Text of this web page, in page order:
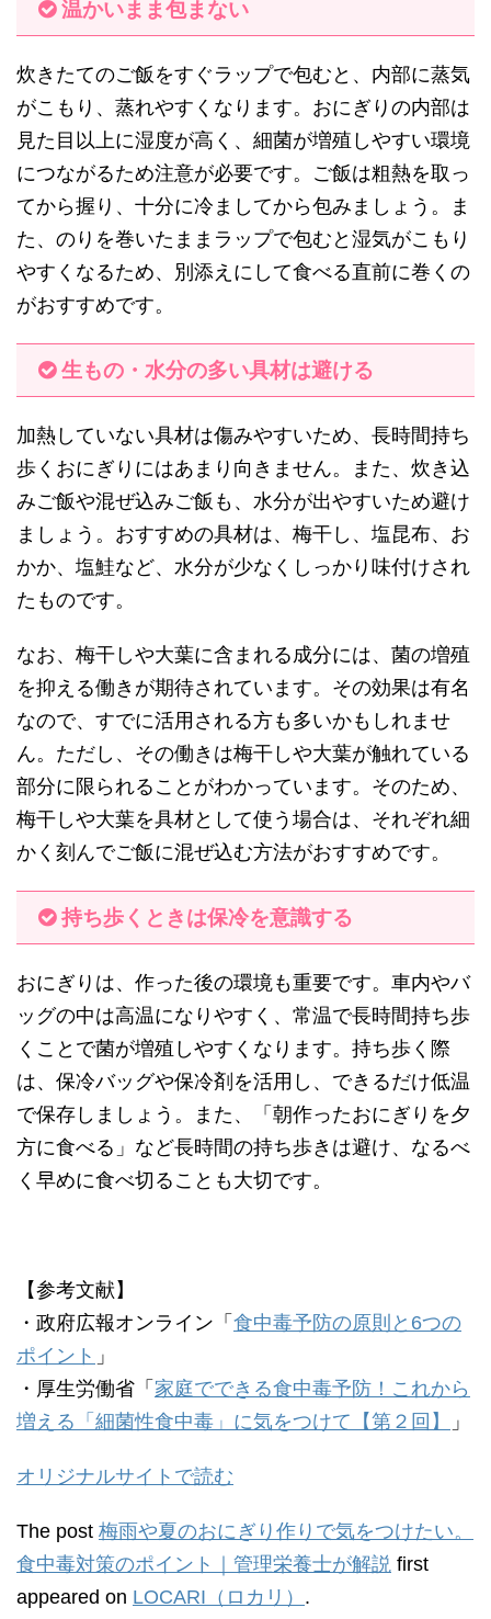
温かいまま包まない
炊きたてのご飯をすぐラップで包むと、内部に蒸気
がこもり、蒸れやすくなります。おにぎりの内部は
見た目以上に湿度が高く、細菌が増殖しやすい環境
につながるため注意が必要です。ご飯は粗熱を取っ
てから握り、十分に冷ましてから包みましょう。ま
た、のりを巻いたままラップで包むと湿気がこもり
やすくなるため、別添えにして食べる直前に巻くの
がおすすめです。
生もの・水分の多い具材は避ける
加熱していない具材は傷みやすいため、長時間持ち
歩くおにぎりにはあまり向きません。また、炊き込
みご飯や混ぜ込みご飯も、水分が出やすいため避け
ましょう。おすすめの具材は、梅干し、塩昆布、お
かか、塩鮭など、水分が少なくしっかり味付けされ
たものです。
なお、梅干しや大葉に含まれる成分には、菌の増殖
を抑える働きが期待されています。その効果は有名
なので、すでに活用される方も多いかもしれませ
ん。ただし、その働きは梅干しや大葉が触れている
部分に限られることがわかっています。そのため、
梅干しや大葉を具材として使う場合は、それぞれ細
かく刻んでご飯に混ぜ込む方法がおすすめです。
持ち歩くときは保冷を意識する
おにぎりは、作った後の環境も重要です。車内やバ
ッグの中は高温になりやすく、常温で長時間持ち歩
くことで菌が増殖しやすくなります。持ち歩く際
は、保冷バッグや保冷剤を活用し、できるだけ低温
で保存しましょう。また、「朝作ったおにぎりを夕
方に食べる」など長時間の持ち歩きは避け、なるべ
く早めに食べ切ることも大切です。
【参考文献】
・政府広報オンライン「 食中毒予防の原則と6つの
ポイント 」
・厚生労働省「 家庭でできる食中毒予防！これから
増える「細菌性食中毒」に気をつけて【第２回】
」
オリジナルサイトで読む
The post 梅雨や夏のおにぎり作りで気をつけたい。
食中毒対策のポイント｜管理栄養士が解説 first
appeared on LOCARI（ロカリ） .